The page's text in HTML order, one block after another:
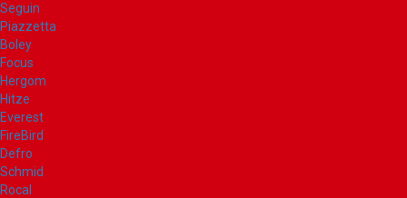
Seguin
Piazzetta
Boley
Focus
Hergom
Hitze
Everest
FireBird
Defro
Schmid
Rocal